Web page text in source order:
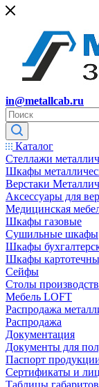
in@metallcab.ru
Каталог
Стеллажи
Шкафы
Верстаки
Аксессуары для
Медицинская
Шкафы газовые
Сушильные шкафы
Шкафы
Шкафы
Сейфы
Столы
Мебель LOFT
Распродажа
Распродажа
Документация
Документы для
Паспорт
Сертификаты и
Таблицы габаритов